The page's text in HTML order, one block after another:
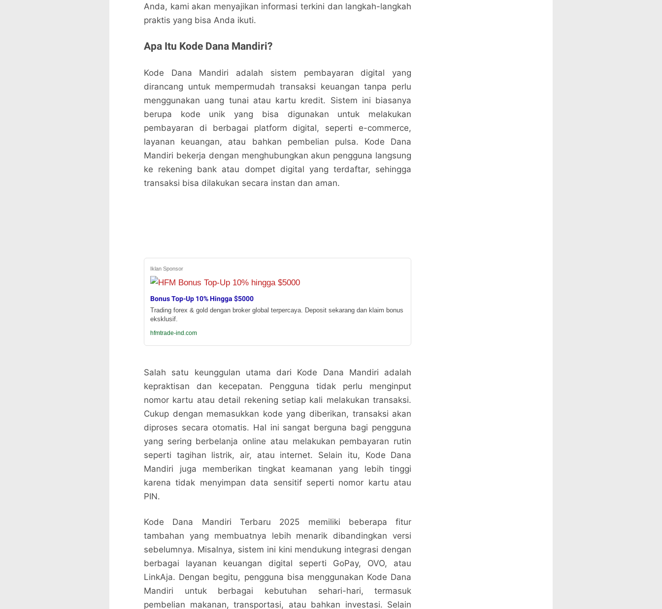
Anda, kami akan menyajikan informasi terkini dan langkah-langkah
praktis yang bisa Anda ikuti.
Apa Itu Kode Dana Mandiri?
Kode Dana Mandiri adalah sistem pembayaran digital yang
dirancang untuk mempermudah transaksi keuangan tanpa perlu
menggunakan uang tunai atau kartu kredit. Sistem ini biasanya
berupa kode unik yang bisa digunakan untuk melakukan
pembayaran di berbagai platform digital, seperti e-commerce,
layanan keuangan, atau bahkan pembelian pulsa. Kode Dana
Mandiri bekerja dengan menghubungkan akun pengguna langsung
ke rekening bank atau dompet digital yang terdaftar, sehingga
transaksi bisa dilakukan secara instan dan aman.
Iklan Sponsor
Bonus Top-Up 10% Hingga $5000
Trading forex & gold dengan broker global terpercaya. Deposit sekarang dan klaim bonus
eksklusif.
hfmtrade-ind.com
Salah satu keunggulan utama dari Kode Dana Mandiri adalah
kepraktisan dan kecepatan. Pengguna tidak perlu menginput
nomor kartu atau detail rekening setiap kali melakukan transaksi.
Cukup dengan memasukkan kode yang diberikan, transaksi akan
diproses secara otomatis. Hal ini sangat berguna bagi pengguna
yang sering berbelanja online atau melakukan pembayaran rutin
seperti tagihan listrik, air, atau internet. Selain itu, Kode Dana
Mandiri juga memberikan tingkat keamanan yang lebih tinggi
karena tidak menyimpan data sensitif seperti nomor kartu atau
PIN.
Kode Dana Mandiri Terbaru 2025 memiliki beberapa fitur
tambahan yang membuatnya lebih menarik dibandingkan versi
sebelumnya. Misalnya, sistem ini kini mendukung integrasi dengan
berbagai layanan keuangan digital seperti GoPay, OVO, atau
LinkAja. Dengan begitu, pengguna bisa menggunakan Kode Dana
Mandiri untuk berbagai kebutuhan sehari-hari, termasuk
pembelian makanan, transportasi, atau bahkan investasi. Selain